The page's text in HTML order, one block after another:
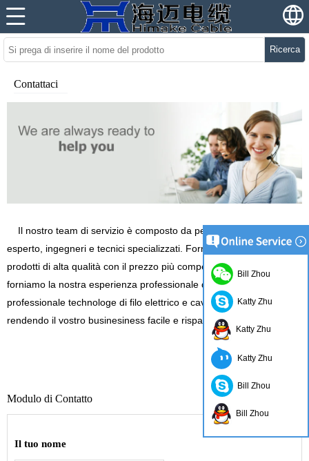
Ricerca
Contattaci
Il nostro team di servizio è composto da personale di vendita
esperto, ingegneri e tecnici specializzati. Forniamo non solo
prodotti di alta qualità con il prezzo più competitivo, ma inoltre
forniamo la nostra esperienza professionale di vendita e
professionale technologe di filo elettrico e cavo di alimentazione,
rendendo il vostro businesiness facile e risparmio di tempo e costi!
Modulo di Contatto
Il tuo nome
Bill Zhou
Katty Zhu
Katty Zhu
Katty Zhu
Bill Zhou
Bill Zhou